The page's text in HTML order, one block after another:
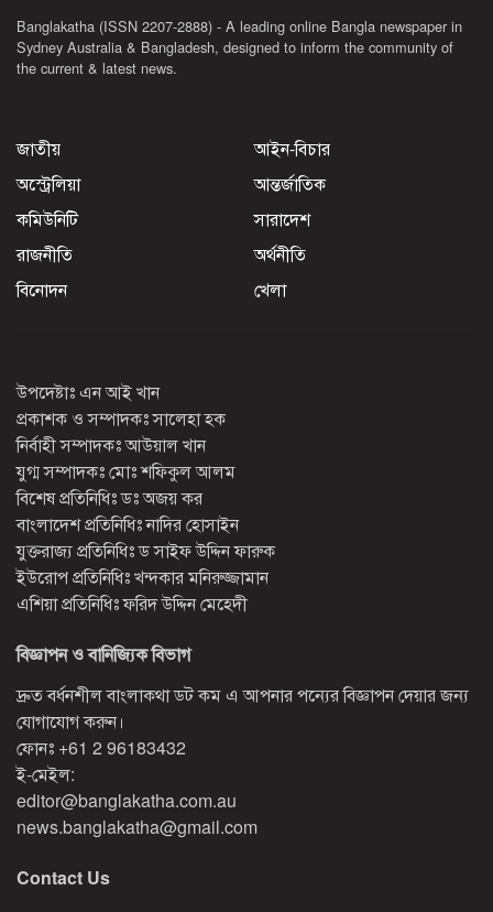
Banglakatha (ISSN 2207-2888) - A leading online Bangla newspaper in
Sydney Australia & Bangladesh, designed to inform the community of
the current & latest news.
জাতীয়
আইন-বিচার
অস্ট্রেলিয়া
আন্তর্জাতিক
কমিউনিটি
সারাদেশ
রাজনীতি
অর্থনীতি
বিনোদন
খেলা
উপদেষ্টাঃ এন আই খান
প্রকাশক ও সম্পাদকঃ সালেহা হক
নির্বাহী সম্পাদকঃ আউয়াল খান
যুগ্ম সম্পাদকঃ মোঃ শফিকুল আলম
বিশেষ প্রতিনিধিঃ ডঃ অজয় কর
বাংলাদেশ প্রতিনিধিঃ নাদির হোসাইন
যুক্তরাজ্য প্রতিনিধিঃ ড সাইফ উদ্দিন ফারুক
ইউরোপ প্রতিনিধিঃ খন্দকার মনিরুজ্জামান
এশিয়া প্রতিনিধিঃ ফরিদ উদ্দিন মেহেদী
বিজ্ঞাপন ও বানিজ্যিক বিভাগ
দ্রুত বর্ধনশীল বাংলাকথা ডট কম এ আপনার পন্যের বিজ্ঞাপন দেয়ার জন্য
যোগাযোগ করুন।
ফোনঃ +61 2 96183432
ই-মেইল:
editor@banglakatha.com.au
news.banglakatha@gmail.com
Contact Us